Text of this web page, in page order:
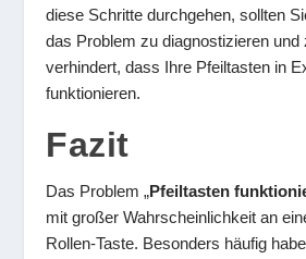
diese Schritte durchgehen, sollten
das Problem zu diagnostizieren und
verhindert, dass Ihre Pfeiltasten in
funktionieren.
Fazit
Das Problem „Pfeiltasten
mit großer Wahrscheinlichkeit an
Rollen-Taste. Besonders häufig